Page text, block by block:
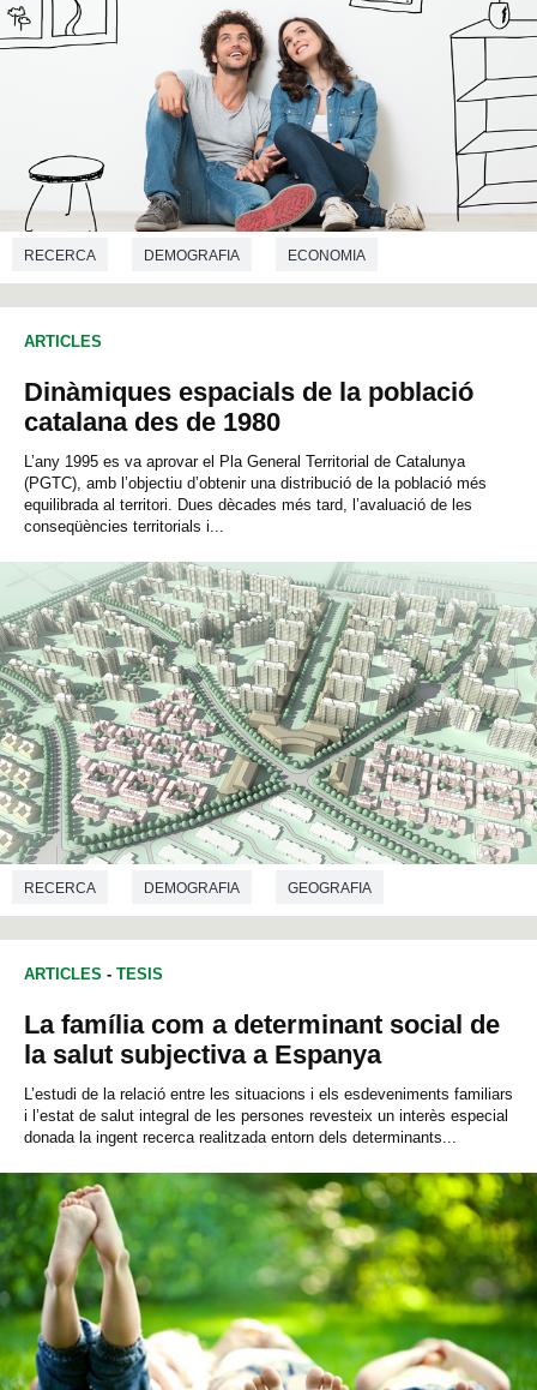
RECERCA DEMOGRAFIA ECONOMIA
ARTICLES
Dinàmiques espacials de la població
catalana des de 1980
L’any 1995 es va aprovar el Pla General Territorial de Catalunya
(PGTC), amb l’objectiu d’obtenir una distribució de la població més
equilibrada al territori. Dues dècades més tard, l’avaluació de les
conseqüències territorials i...
RECERCA DEMOGRAFIA GEOGRAFIA
ARTICLES - TESIS
La família com a determinant social de
la salut subjectiva a Espanya
L’estudi de la relació entre les situacions i els esdeveniments familiars
i l’estat de salut integral de les persones revesteix un interès especial
donada la ingent recerca realitzada entorn dels determinants...